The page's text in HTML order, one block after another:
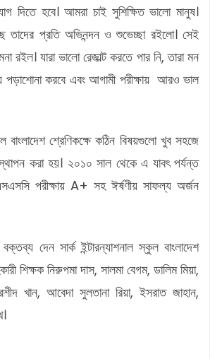
দিতে হবে। আমরা চাই সুশিক্ষিত ভালো মানুষ।
তাদের প্রতি অভিনন্দন ও শুভেচ্ছা রইলো। সেই
রইল। যারা ভালো রেজাল্ট করতে পার নি, তারা মন
পড়াশোনা করবে এবং আগামী পরীক্ষায় আরও ভাল
বাংলাদেশ শ্রেণিকক্ষে কঠিন বিষয়গুলো খুব সহজে
করা হয়। ২০১০ সাল থেকে এ যাবৎ পর্যন্ত
পরীক্ষায় A+ সহ ঈর্ষণীয় সাফল্য অর্জন
দেন সার্ক ইন্টারন্যাশনাল স্কুল বাংলাদেশ
শিক্ষক নিরুপমা দাস, সালমা বেগম, ডালিম মিয়া,
খান, আবেদা সুলতানা রিয়া, ইসরাত জাহান,